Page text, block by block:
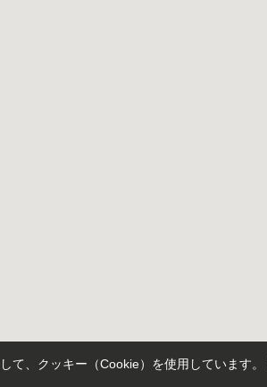
て、クッキー（Cookie）を使用しています。